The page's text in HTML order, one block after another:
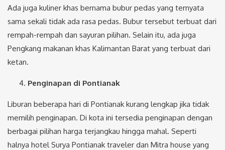
Ada juga kuliner khas bernama bubur pedas yang ternyata
sama sekali tidak ada rasa pedas. Bubur tersebut terbuat dari
rempah-rempah dan sayuran pilihan. Selain itu, ada juga
Pengkang makanan khas Kalimantan Barat yang terbuat dari
ketan.
Penginapan di Pontianak
Liburan beberapa hari di Pontianak kurang lengkap jika tidak
memilih penginapan. Di kota ini tersedia penginapan dengan
berbagai pilihan harga terjangkau hingga mahal. Seperti
halnya hotel Surya Pontianak traveler dan Mitra house yang